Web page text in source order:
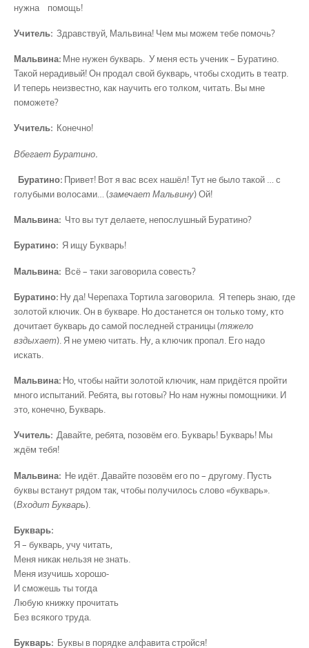
нужна помощь!
Учитель: Здравствуй, Мальвина! Чем мы можем тебе помочь?
Мальвина: Мне нужен букварь. У меня есть ученик – Буратино.
Такой нерадивый! Он продал свой букварь, чтобы сходить в театр.
И теперь неизвестно, как научить его толком, читать. Вы мне
поможете?
Учитель: Конечно!
Вбегает Буратино.
Буратино: Привет! Вот я вас всех нашёл! Тут не было такой … с
голубыми волосами… (замечает Мальвину) Ой!
Мальвина: Что вы тут делаете, непослушный Буратино?
Буратино: Я ищу Букварь!
Мальвина: Всё – таки заговорила совесть?
Буратино: Ну да! Черепаха Тортила заговорила. Я теперь знаю, где
золотой ключик. Он в букваре. Но достанется он только тому, кто
дочитает букварь до самой последней страницы (тяжело
вздыхает). Я не умею читать. Ну, а ключик пропал. Его надо
искать.
Мальвина: Но, чтобы найти золотой ключик, нам придётся пройти
много испытаний. Ребята, вы готовы? Но нам нужны помощники. И
это, конечно, Букварь.
Учитель: Давайте, ребята, позовём его. Букварь! Букварь! Мы
ждём тебя!
Мальвина: Не идёт. Давайте позовём его по – другому. Пусть
буквы встанут рядом так, чтобы получилось слово «букварь».
(Входит Букварь).
Букварь:
Я – букварь, учу читать,
Меня никак нельзя не знать.
Меня изучишь хорошо-
И сможешь ты тогда
Любую книжку прочитать
Без всякого труда.
Букварь: Буквы в порядке алфавита стройся!